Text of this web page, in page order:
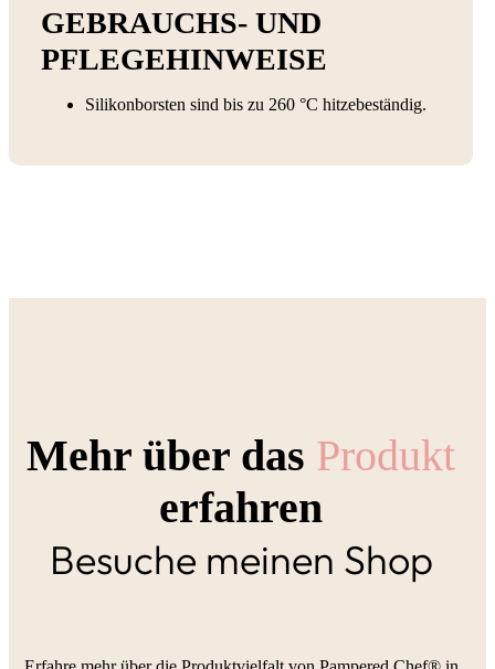
GEBRAUCHS- UND
PFLEGEHINWEISE
Silikonborsten sind bis zu 260 °C hitzebeständig.
Mehr über das Produkt
erfahren
Besuche meinen Shop